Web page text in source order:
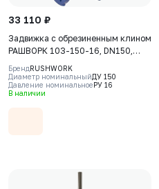
33 110 ₽
Задвижка с обрезиненным клином
РАШВОРК 103-150-16, DN150,
PN16, корпус-GJS-500-7
(GGG50), клин-GJS-500-7
(GGG50), уплотнение-EPDM, Ф/Ф,
БрендRUSHWORK
Диаметр номинальныйДУ 150
Давление номинальноеРУ 16
В наличии